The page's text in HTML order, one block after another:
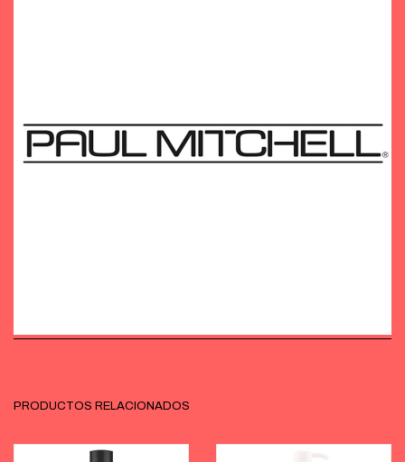
PRODUCTOS RELACIONADOS